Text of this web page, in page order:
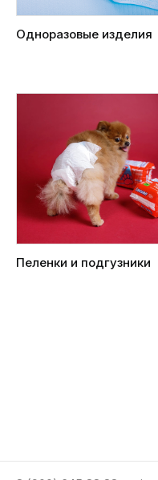
Одноразовые изделия
Пеленки и подгузники